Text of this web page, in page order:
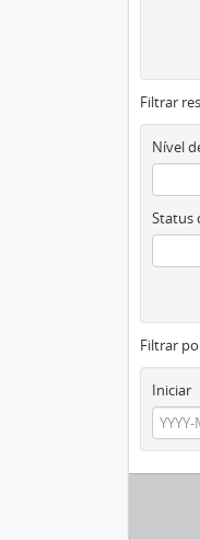
Filtrar
Nível
Status
Filtrar
Iniciar